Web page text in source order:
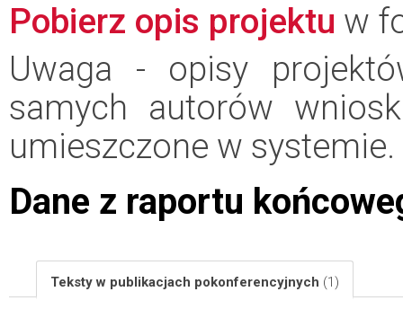
Pobierz opis projektu w
Uwaga - opisy
samych autorów
umieszczone w systemie.
Dane z raportu
Teksty w publikacjach pokonferencyjnych (1)